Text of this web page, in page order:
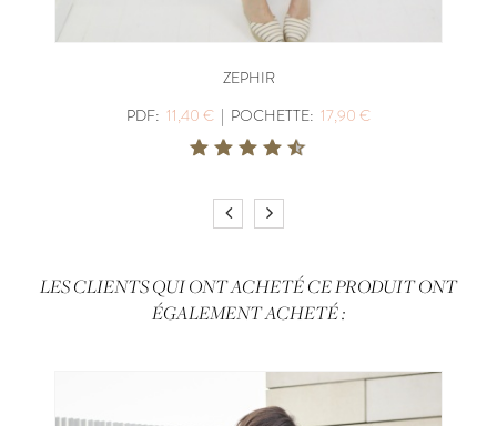
ZEPHIR
PDF: 11,40 € | POCHETTE: 17,90 €
LES CLIENTS QUI ONT ACHETÉ CE PRODUIT ONT
ÉGALEMENT ACHETÉ :